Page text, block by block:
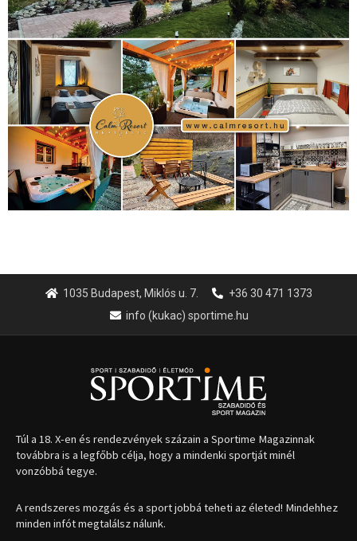
1035 Budapest, Miklós u. 7.
+36 30 471 1373
info (kukac) sportime.hu
Túl a 18. X-en és rendezvények százain a Sportime Magazinnak
továbbra is a legfőbb célja, hogy a mindenki sportját minél
vonzóbbá tegye.
A rendszeres mozgás és a sport jobbá teheti az életed! Mindehhez
minden infót megtalálsz nálunk.